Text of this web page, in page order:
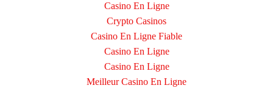
Casino En Ligne
Crypto Casinos
Casino En Ligne Fiable
Casino En Ligne
Casino En Ligne
Meilleur Casino En Ligne